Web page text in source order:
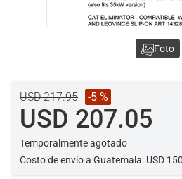
USD 217.95 -5 %
USD 207.05
Temporalmente agotado
Costo de envío a Guatemala: USD
Foto